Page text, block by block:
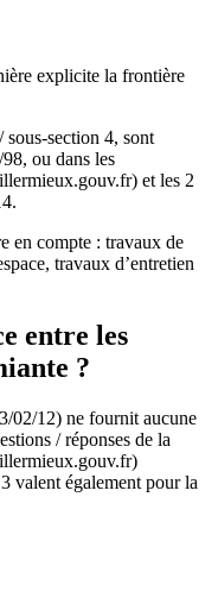
explicite la frontière
sous-section 4, sont
ou dans les
et les 2
en compte : travaux de
travaux d’entretien
entre les
?
02/12) ne fournit aucune
/ réponses de la
valent également pour la